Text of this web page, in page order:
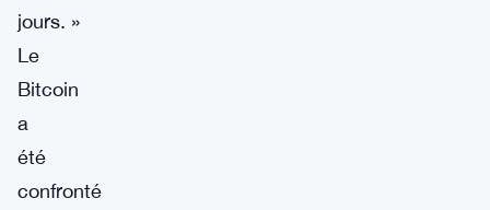
jours. »
Le
Bitcoin
a
été
confronté